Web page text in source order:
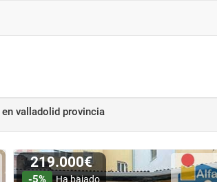
en valladolid provincia
219.000€
-5%
Ha bajado